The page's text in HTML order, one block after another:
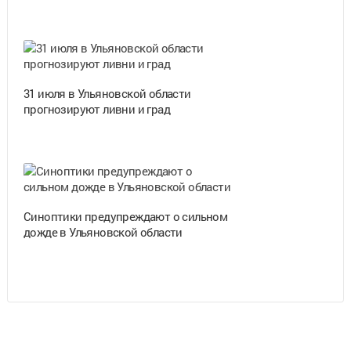
31 июля в Ульяновской области
прогнозируют ливни и град
Синоптики предупреждают о сильном
дожде в Ульяновской области